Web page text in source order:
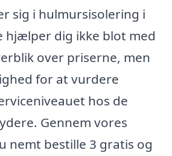
sig i hulmursisolering i
hjælper dig ikke blot med
over priserne, men
for at vurdere
hos de
Gennem vores
nemt bestille 3 gratis og